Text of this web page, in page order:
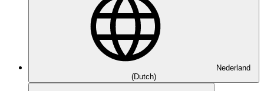
Nederland
(Dutch)